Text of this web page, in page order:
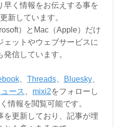
早く情報をお伝えする事を
新しています。
）とMac（Apple）だけ
ェットやウェブサービスに
信しています。
、 Threads、 Bluesky、
ース mixi2をフォローし
情報を閲覧可能です。
を更新しており、記事が埋